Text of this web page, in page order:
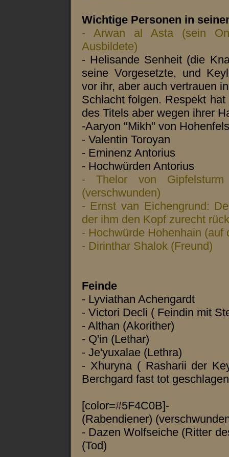
Wichtige Personen in
- Arwan al Asta (sein
Ausbildete)
- Helisande Senheit (die
seine Vorgesetzte, und
vor ihr, aber auch vertrauen
Schlacht folgen. Respekt
des Titels aber wegen ihrer
-Aaryon "Mikh" von Hohenfels
- Valentin Toroyan
- Eminenz Antorius
- Hochwürden Antorius
- Thelor von
(verschwunden)
- Ernst van Eichengrund:
der ihm den Kopf zurecht
- Hochwürde Hohenhain (auf
- Dirinthar Shalok (Freund)
Feinde
- Lyviathan Achengardt
- Victori Decli ( Feindin mit
- Althan (Akorither)
- Q'in (Lethar)
- Je'yuxalae (Lethra)
- Xhuryna ( Rasharii der
Berchgard fast tot
(Rabendiener)
- Dazen Wolfseiche (Ritter
(Tod)